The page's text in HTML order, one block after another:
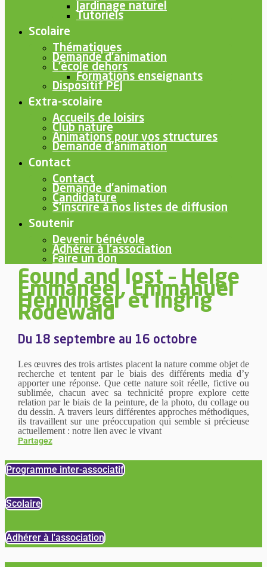
Jardinage naturel
Tutoriels
Scolaire
Thématiques
Demande d’animation
L’école dehors
Formations enseignants
Dispositif PEJ
Extra-scolaire
Accueils de loisirs
Club nature
Animations pour vos structures
Demande d’animation
Contact
Contact
Demande d’animation
Candidature
S’inscrire à nos listes de diffusion
Soutenir
Devenir bénévole
Adhérer à l’association
Faire un don
Found and lost – Helge
Emmaneel, Emmanuel
Henninger et Ingrig
Rodewald
Du 18 septembre au 16 octobre
Les œuvres des trois artistes placent la nature comme objet de
recherche et tentent par le biais des différents media d’y
apporter une réponse. Que cette nature soit réelle, fictive ou
sublimée, chacun avec sa technicité propre explore cette
relation par le biais de la peinture, de la photo, du collage ou
du dessin. A travers leurs différentes approches méthodiques,
ils travaillent sur une préoccupation qui semble si précieuse
actuellement : notre lien avec le vivant
Partagez
Programme inter-associatif
Scolaire
Adhérer à l'association